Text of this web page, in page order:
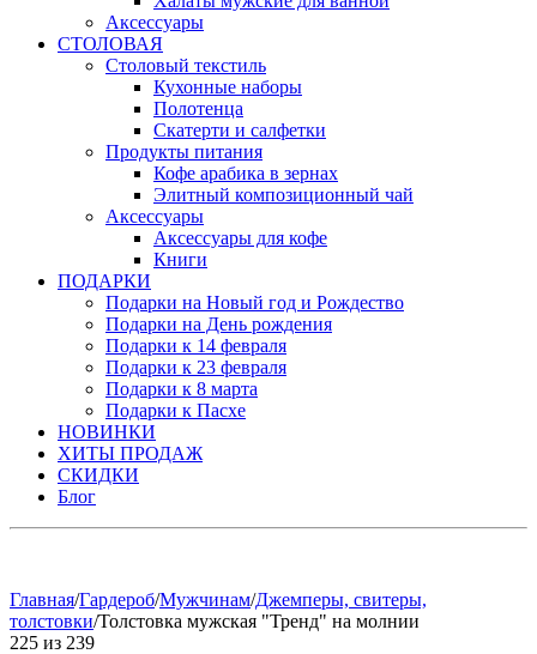
Аксессуары
СТОЛОВАЯ
Столовый текстиль
Кухонные наборы
Полотенца
Скатерти и салфетки
Продукты питания
Кофе арабика в зернах
Элитный композиционный чай
Аксессуары
Аксессуары для кофе
Книги
ПОДАРКИ
Подарки на Новый год и Рождество
Подарки на День рождения
Подарки к 14 февраля
Подарки к 23 февраля
Подарки к 8 марта
Подарки к Пасхе
НОВИНКИ
ХИТЫ ПРОДАЖ
СКИДКИ
Блог
Главная/Гардероб/Мужчинам/Джемперы, свитеры,
толстовки/Толстовка мужская "Тренд" на молнии
225 из 239